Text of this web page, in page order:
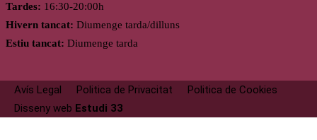
Tardes: 16:30-20:00h
Hivern tancat: Diumenge tarda/dilluns
Estiu tancat: Diumenge tarda
Avís Legal Politica de Privacitat
Politica de Cookies
Disseny web Estudi 33